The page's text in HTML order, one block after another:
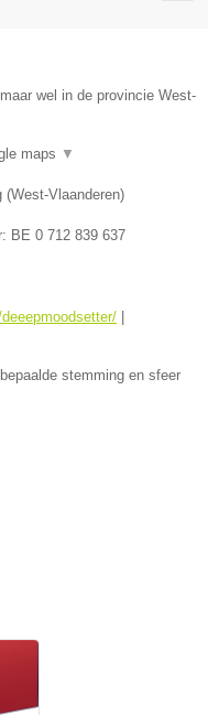
wel in de provincie West-
maps ▼
(West-Vlaanderen)
BE 0 712 839 637
|
stemming en sfeer